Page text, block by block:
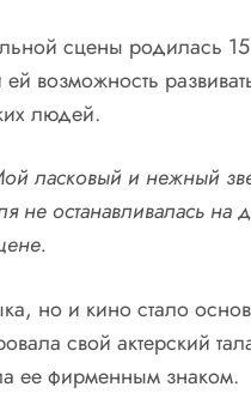
сцены родилась 15
возможность
людей.
ласковый и нежный
не останавливалась
но и кино стало
свой актерский
ее фирменным знаком.